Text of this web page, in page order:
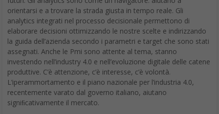
orientarsi e a trovare la strada giusta in tempo reale. Gli
analytics integrati nel processo decisionale permettono di
elaborare decisioni ottimizzando le nostre scelte e indirizzando
la guida dell’azienda secondo i parametri e target che sono stati
assegnati. Anche le Pmi sono attente al tema, stanno
investendo nell’industry 4.0 e nell’evoluzione digitale delle catene
produttive. C’è attenzione, c’è interesse, c’è volontà.
L’iperammortamento e il piano nazionale per l’industria 4.0,
recentemente varato dal governo italiano, aiutano
signiﬁcativamente il mercato.